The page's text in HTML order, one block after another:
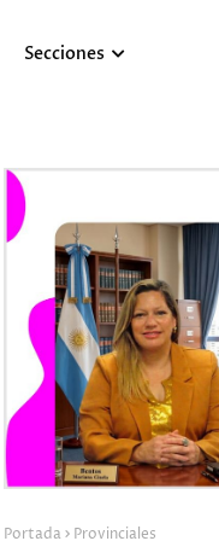
Secciones
Portada Provinciales